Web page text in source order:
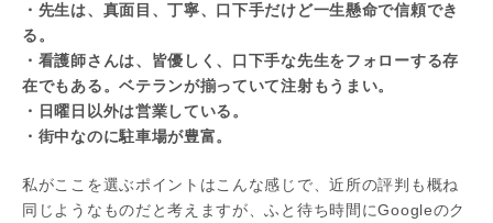
・先生は、真面目、丁寧、口下手だけど一生懸命で信頼でき
る。
・看護師さんは、皆優しく、口下手な先生をフォローする存
在でもある。ベテランが揃っていて注射もうまい。
・日曜日以外は営業している。
・街中なのに駐車場が豊富。
私がここを選ぶポイントはこんな感じで、近所の評判も概ね
同じようなものだと考えますが、ふと待ち時間にGoogleのク